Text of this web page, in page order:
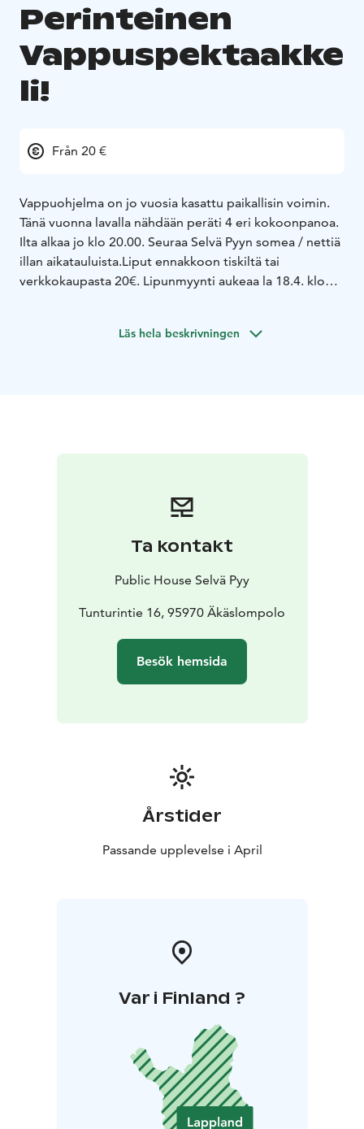
Perinteinen
Vappuspektaakke
li!
Från 20 €
Vappuohjelma on jo vuosia kasattu paikallisin voimin.
Tänä vuonna lavalla nähdään peräti 4 eri kokoonpanoa.
Ilta alkaa jo klo 20.00. Seuraa Selvä Pyyn somea / nettiä
illan aikatauluista.Liput ennakkoon tiskiltä tai
verkkokaupasta 20€. Lipunmyynti aukeaa la 18.4. klo
Läs hela beskrivningen
Ta kontakt
Public House Selvä Pyy
Tunturintie 16, 95970 Äkäslompolo
Besök hemsida
Årstider
Passande upplevelse i April
Var i Finland ?